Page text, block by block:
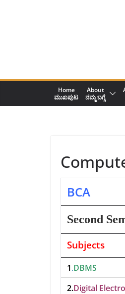
Home
ಮುಖಪುಟ
About
ನಮ್ಮ ಬಗ್ಗೆ
BCA
Second
Subjects
1.DBMS
2.Digital